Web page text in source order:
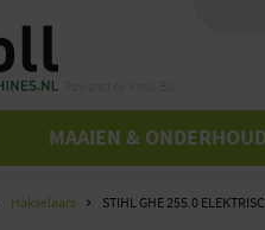
MAAIEN &
Hakselaars STIHL GHE 255.0